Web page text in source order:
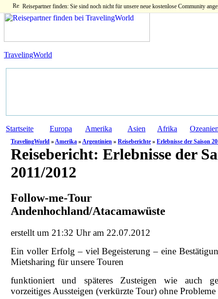
Reisepartner finden: Sie sind noch nicht für unsere neue kostenlose Community
TravelingWorld
Startseite Europa Amerika Asien Afrika
TravelingWorld »Amerika »Argentinien » Reiseberichte » Erlebnisse der Saison
Reisebericht: Erlebnisse der
2011/2012
Follow-me-Tour
Andenhochland/Atacamawüste
erstellt um 21:32 Uhr am 22.07.2012
Ein voller Erfolg – viel Begeisterung – eine
Mietsharing für unsere Touren
funktioniert und späteres Zusteigen wie auch
vorzeitiges Aussteigen (verkürzte Tour) ohne